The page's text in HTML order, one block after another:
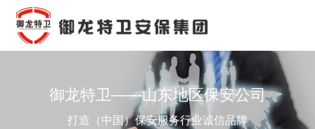
御龙特卫——山东地区保安公司
打造（中国）保安服务行业诚信品牌